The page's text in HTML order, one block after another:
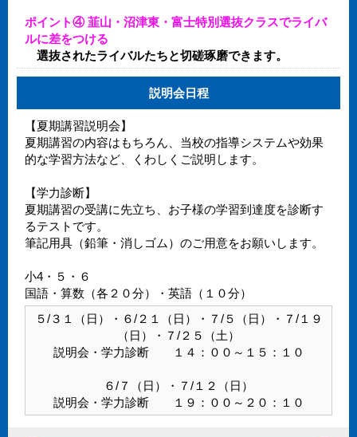
ポイント④ 韮山・沼津東・富士特別選抜クラスでライバ
ルに差をつける
選抜されたライバルたちと切磋琢磨できます。
説明会日程
【夏期講習説明会】
夏期講習の内容はもちろん、当校の指導システムや効果
的な学習方法など、くわしくご説明します。
【学力診断】
夏期講習の受講に先立ち、お子様の学習到達度を診断す
るテストです。
筆記用具（鉛筆・消しゴム）のご用意をお願いします。
小4・５・６
国語・算数（各２０分）・英語（１０分）
５/３１（日）・６/２１（日）・７/５（日）・７/１９
（日）・７/２５（土）
説明会・学力診断 １４：００～１５：１０
６/７（日）・７/１２（日）
説明会・学力診断 １９：００～２０：１０